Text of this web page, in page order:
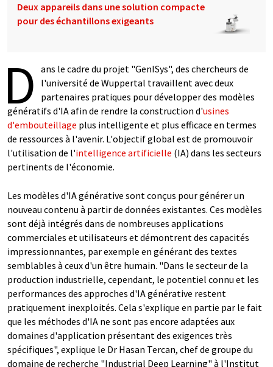
Deux appareils dans une solution compacte
pour des échantillons exigeants
D ans le cadre du projet "GenISys", des chercheurs de
l'université de Wuppertal travaillent avec deux
partenaires pratiques pour développer des modèles
génératifs d'IA afin de rendre la construction d'usines
d'embouteillage plus intelligente et plus efficace en termes
de ressources à l'avenir. L'objectif global est de promouvoir
l'utilisation de l'intelligence artificielle (IA) dans les secteurs
pertinents de l'économie.
Les modèles d'IA générative sont conçus pour générer un
nouveau contenu à partir de données existantes. Ces modèles
sont déjà intégrés dans de nombreuses applications
commerciales et utilisateurs et démontrent des capacités
impressionnantes, par exemple en générant des textes
semblables à ceux d'un être humain. "Dans le secteur de la
production industrielle, cependant, le potentiel connu et les
performances des approches d'IA générative restent
pratiquement inexploités. Cela s'explique en partie par le fait
que les méthodes d'IA ne sont pas encore adaptées aux
domaines d'application présentant des exigences très
spécifiques", explique le Dr Hasan Tercan, chef de groupe du
domaine de recherche "Industrial Deep Learning" à l'Institut